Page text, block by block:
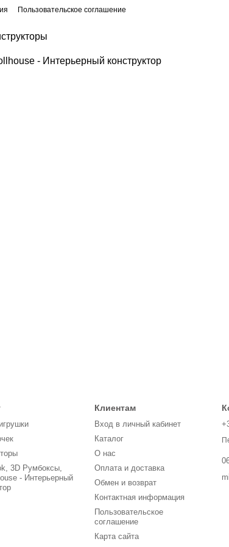
Пользовательское соглашение
- Интерьерный конструктор
3D Румбоксы,
- Интерьерный
Клиентам
Вход в личный кабинет
Каталог
О нас
Оплата и доставка
Обмен и возврат
Контактная информация
Пользовательское
соглашение
Карта сайта